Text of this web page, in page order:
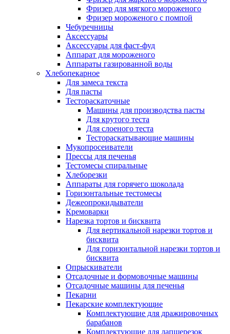
Фризер для мягкого мороженого
Фризер мороженого с помпой
Чебуречницы
Аксессуары
Аксессуары для фаст-фуд
Аппарат для мороженого
Аппараты газированной воды
Хлебопекарное
Для замеса текста
Для пасты
Тестораскаточные
Машины для производства пасты
Для крутого теста
Для слоеного теста
Тестораскатывающие машины
Мукопросеиватели
Прессы для печенья
Тестомесы спиральные
Хлеборезки
Аппараты для горячего шоколада
Горизонтальные тестомесы
Дежеопрокидыватели
Кремоварки
Нарезка тортов и бисквита
Для вертикальной нарезки тортов и
бисквита
Для горизонтальной нарезки тортов и
бисквита
Опрыскиватели
Отсадочные и формовочные машины
Отсадочные машины для печенья
Пекарни
Пекарские комплектующие
Комплектующие для дражировочных
барабанов
Комплектующие для лапшерезок